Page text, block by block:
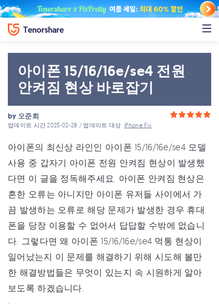
아이폰 15/16/16e/se4 전원
안켜짐 현상 바로잡기
by 오준희
업데이트 시간 2025-02-28 / 업데이트 대상iPhone Fix
아이폰의 최신상 라인인 아이폰 15/16/16e/se4 모델
사용 중 갑자기 아이폰 전원 안켜짐 현상이 발생했
다면 이 글을 정독해주세요. 아이폰 안켜짐 현상은
흔한 오류는 아니지만 아이폰 유저들 사이에서 가
끔 발생하는 오류로 해당 문제가 발생한 경우 휴대
폰을 당장 이용할 수 없어서 답답할 수밖에 없습니
다. 그렇다면 왜 아이폰 15/16/16e/se4 먹통 현상이
일어났는지 이 문제를 해결하기 위해 시도해 볼만
한 해결방법들은 무엇이 있는지 속 시원하게 알아
보도록 하겠습니다.